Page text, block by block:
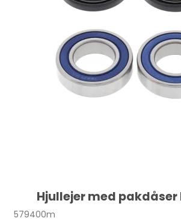
Hjullejer med
579400m